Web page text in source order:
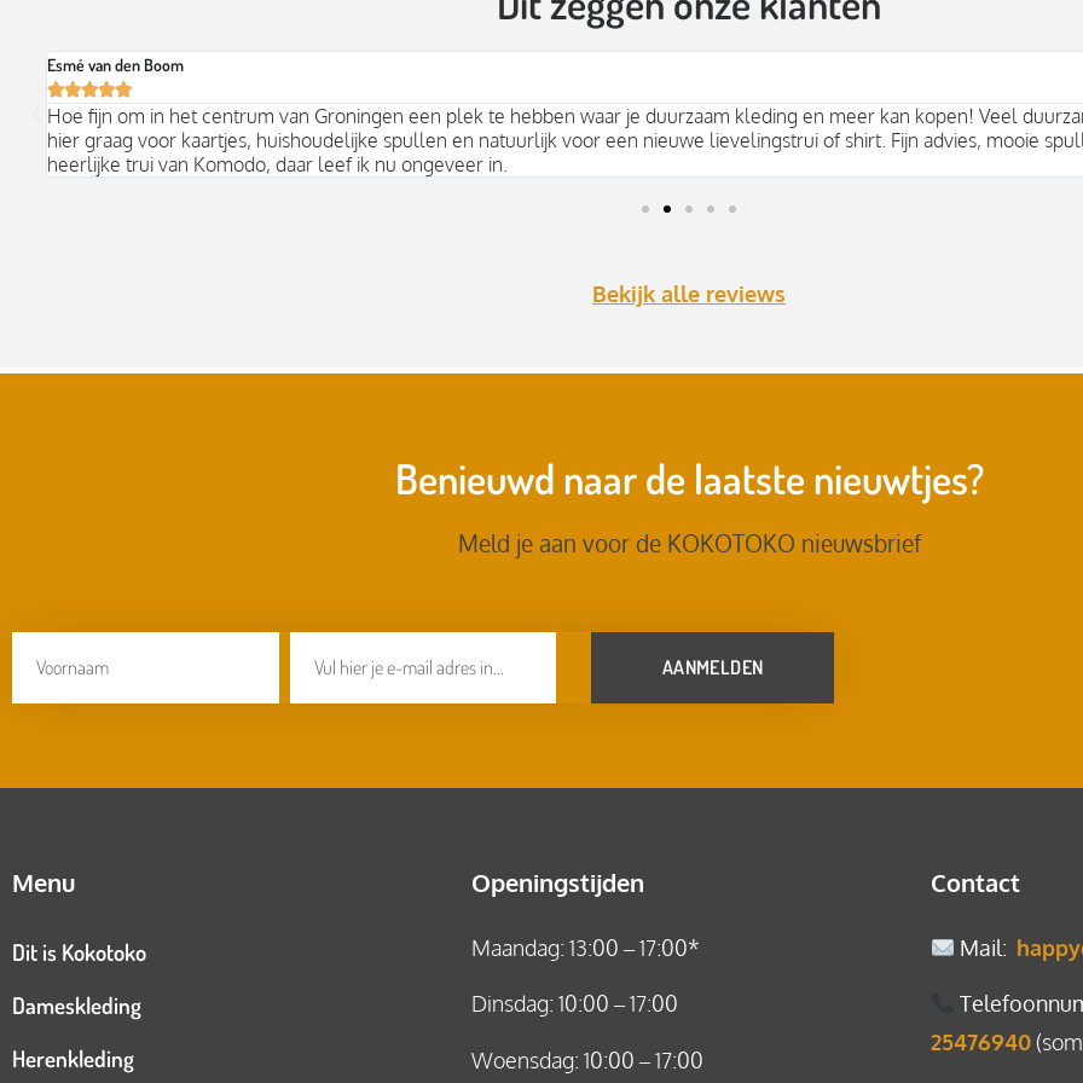
Esmé van den Boom

Hoe fijn om in het centrum van Groningen een plek te hebben waar je duurzaam kleding en meer kan kopen! Veel
hier graag voor kaartjes, huishoudelijke spullen en natuurlijk voor een nieuwe lievelingstrui of shirt. Fijn advies, mooie
heerlijke trui van Komodo, daar leef ik nu ongeveer in.
Bekijk alle reviews
Benieuwd naar de laatste nieuwtjes?
Meld je aan voor de KOKOTOKO nieuwsbrief
AANMELDEN
Menu
Dit is Kokotoko
Dameskleding
Herenkleding
Openingstijden
Maandag: 13:00 – 17:00*
Dinsdag: 10:00 – 17:00
Woensdag: 10:00 – 17:00
Contact
Mail:
25476940